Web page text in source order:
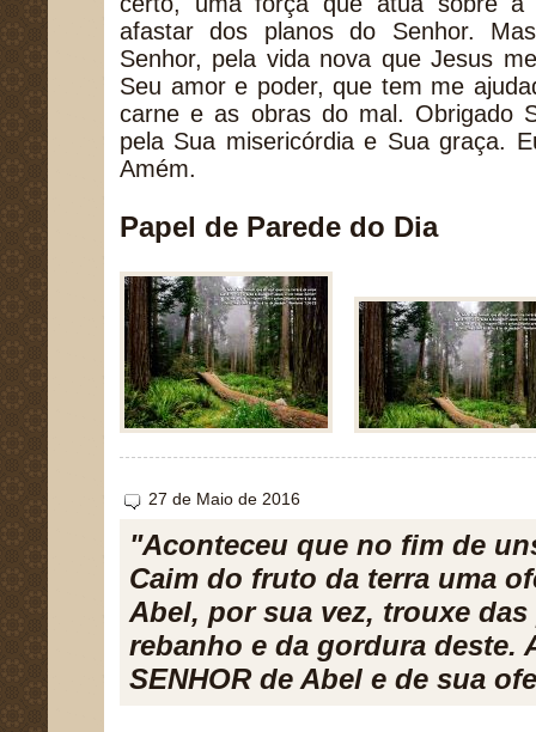
afastar dos planos do Senhor.
Senhor, pela vida nova que Jesus
Seu amor e poder, que tem me
carne e as obras do mal. Obrigado
pela Sua misericórdia e Sua graça.
Amém.
Papel de Parede do Dia
27 de Maio de 2016
"Aconteceu que no fim de
Caim do fruto da terra uma
Abel, por sua vez, trouxe
rebanho e da gordura deste.
SENHOR de Abel e de sua